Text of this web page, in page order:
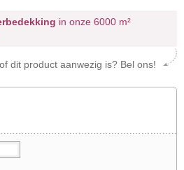
in onze 6000 m²
dit product aanwezig is? Bel ons!